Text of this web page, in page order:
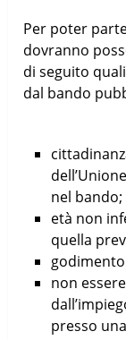
Per poter
dovranno
di seguito
dal bando
nel bando;
età non
quella
non
presso